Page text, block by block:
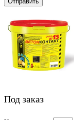
Под заказ